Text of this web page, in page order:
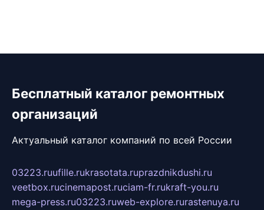
Бесплатный каталог ремонтных
организаций
Актуальный каталог компаний по всей России
03223.ruufille.rukrasotata.ruprazdnikdushi.ru
veetbox.rucinemapost.ruciam-fr.rukraft-you.ru
mega-press.ru03223.ruweb-explore.rurastenuya.ru